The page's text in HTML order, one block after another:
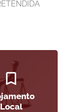
Local